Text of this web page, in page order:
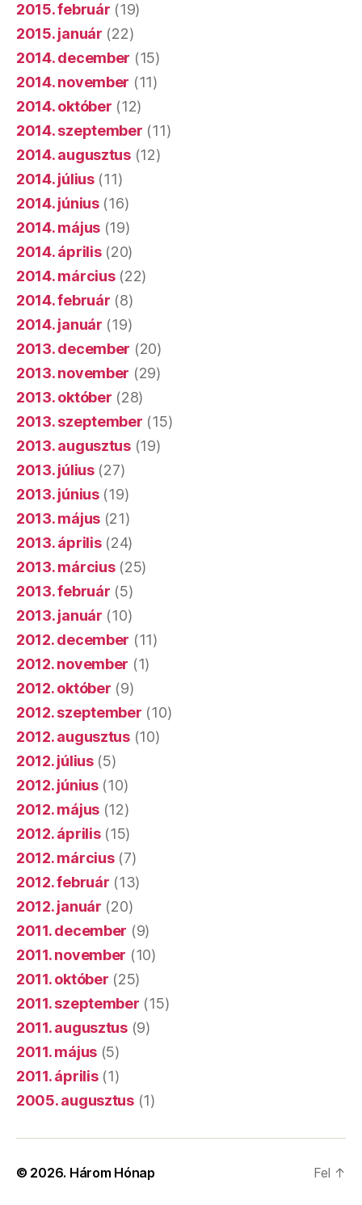
2015. február (19)
2015. január (22)
2014. december (15)
2014. november (11)
2014. október (12)
2014. szeptember (11)
2014. augusztus(12)
2014. július(11)
2014. június(16)
2014. május (19)
2014. április(20)
2014. március(22)
2014. február (8)
2014. január (19)
2013. december (20)
2013. november (29)
2013. október (28)
2013. szeptember (15)
2013. augusztus(19)
2013. július(27)
2013. június(19)
2013. május (21)
2013. április(24)
2013. március(25)
2013. február (5)
2013. január (10)
2012. december (11)
2012. november (1)
2012. október (9)
2012. szeptember (10)
2012. augusztus(10)
2012. július(5)
2012. június(10)
2012. május (12)
2012. április(15)
2012. március(7)
2012. február (13)
2012. január (20)
2011. december (9)
2011. november (10)
2011. október (25)
2011. szeptember (15)
2011. augusztus(9)
2011. május (5)
2011. április(1)
2005. augusztus(1)
© 2026. Három Hónap Fel ↑